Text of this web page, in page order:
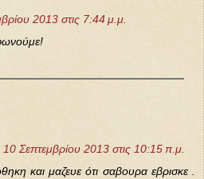
2013 στις 7:44 μ.μ.
10 Σεπτεμβρίου 2013 στις 10:15 π.μ.
και μαζευε ότι σαβουρα εβρισκε .